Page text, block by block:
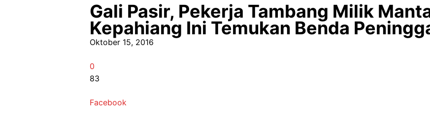
Gali Pasir, Pekerja Tambang Milik
Kepahiang Ini Temukan Benda
Oktober 15, 2016
0
83
Facebook